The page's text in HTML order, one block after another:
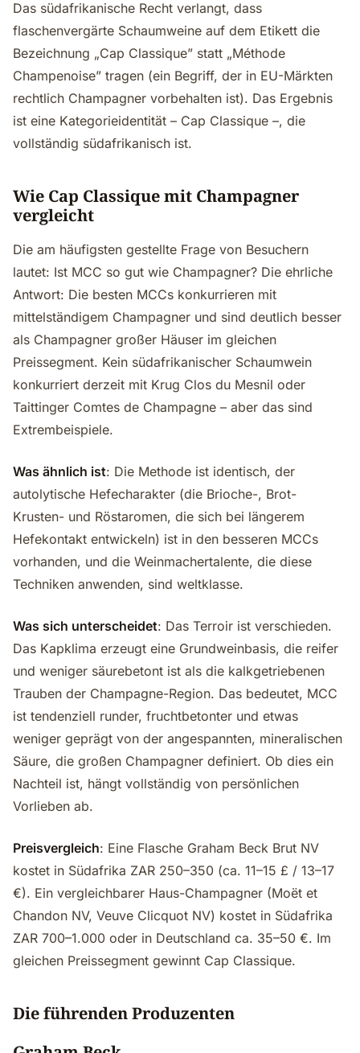
Das südafrikanische Recht verlangt, dass
flaschenvergärte Schaumweine auf dem Etikett die
Bezeichnung „Cap Classique” statt „Méthode
Champenoise” tragen (ein Begriff, der in EU-Märkten
rechtlich Champagner vorbehalten ist). Das Ergebnis
ist eine Kategorieidentität – Cap Classique –, die
vollständig südafrikanisch ist.
Wie Cap Classique mit Champagner
vergleicht
Die am häufigsten gestellte Frage von Besuchern
lautet: Ist MCC so gut wie Champagner? Die ehrliche
Antwort: Die besten MCCs konkurrieren mit
mittelständigem Champagner und sind deutlich besser
als Champagner großer Häuser im gleichen
Preissegment. Kein südafrikanischer Schaumwein
konkurriert derzeit mit Krug Clos du Mesnil oder
Taittinger Comtes de Champagne – aber das sind
Extrembeispiele.
Was ähnlich ist: Die Methode ist identisch, der
autolytische Hefecharakter (die Brioche-, Brot-
Krusten- und Röstaromen, die sich bei längerem
Hefekontakt entwickeln) ist in den besseren MCCs
vorhanden, und die Weinmachertalente, die diese
Techniken anwenden, sind weltklasse.
Was sich unterscheidet: Das Terroir ist verschieden.
Das Kapklima erzeugt eine Grundweinbasis, die reifer
und weniger säurebetont ist als die kalkgetriebenen
Trauben der Champagne-Region. Das bedeutet, MCC
ist tendenziell runder, fruchtbetonter und etwas
weniger geprägt von der angespannten, mineralischen
Säure, die großen Champagner definiert. Ob dies ein
Nachteil ist, hängt vollständig von persönlichen
Vorlieben ab.
Preisvergleich: Eine Flasche Graham Beck Brut NV
kostet in Südafrika ZAR 250–350 (ca. 11–15 £ / 13–17
€). Ein vergleichbarer Haus-Champagner (Moët et
Chandon NV, Veuve Clicquot NV) kostet in Südafrika
ZAR 700–1.000 oder in Deutschland ca. 35–50 €. Im
gleichen Preissegment gewinnt Cap Classique.
Die führenden Produzenten